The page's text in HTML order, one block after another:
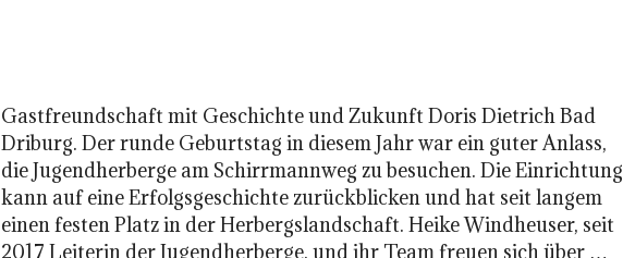
Gastfreundschaft mit Geschichte und Zukunft Doris Dietrich Bad
Driburg. Der runde Geburtstag in diesem Jahr war ein guter Anlass,
die Jugendherberge am Schirrmannweg zu besuchen. Die Einrichtung
kann auf eine Erfolgsgeschichte zurückblicken und hat seit langem
einen festen Platz in der Herbergslandschaft. Heike Windheuser, seit
2017 Leiterin der Jugendherberge, und ihr Team freuen sich über …